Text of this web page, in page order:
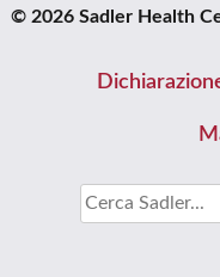
© 2026 Sadler Health
Cercare: